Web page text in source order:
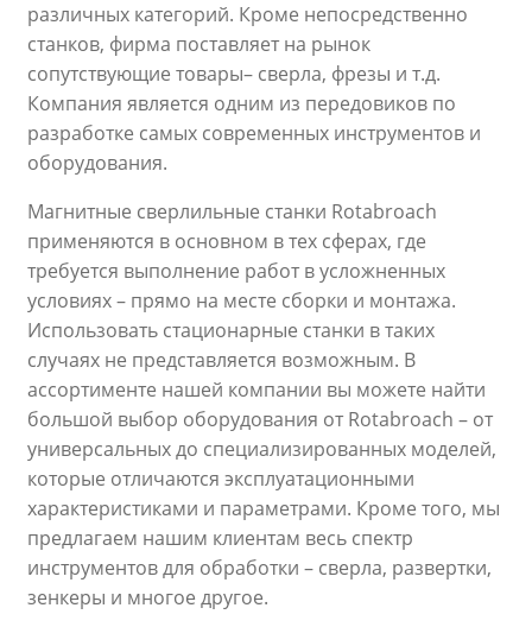
различных категорий. Кроме непосредственно
станков, фирма поставляет на рынок
сопутствующие товары– сверла, фрезы и т.д.
Компания является одним из передовиков по
разработке самых современных инструментов и
оборудования.
Магнитные сверлильные станки Rotabroach
применяются в основном в тех сферах, где
требуется выполнение работ в усложненных
условиях – прямо на месте сборки и монтажа.
Использовать стационарные станки в таких
случаях не представляется возможным. В
ассортименте нашей компании вы можете найти
большой выбор оборудования от Rotabroach – от
универсальных до специализированных моделей,
которые отличаются эксплуатационными
характеристиками и параметрами. Кроме того, мы
предлагаем нашим клиентам весь спектр
инструментов для обработки – сверла, развертки,
зенкеры и многое другое.